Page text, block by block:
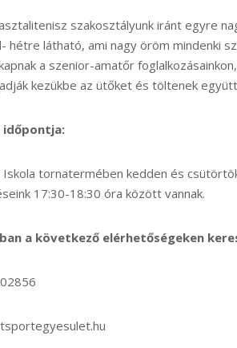
szakosztályunk iránt egyre
hétre látható, ami nagy öröm mindenki
a szenior-amatőr
kezükbe az ütőket és töltenek
időpontja:
Iskola tornatermében kedden és
17:30-18:30 óra között vannak.
a következő elérhetőségeken